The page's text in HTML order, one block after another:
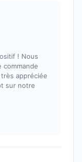
! Nous
commande
appréciée
sur notre